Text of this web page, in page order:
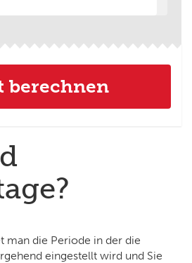
man die Periode in der die
eingestellt wird und Sie